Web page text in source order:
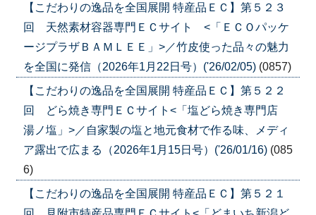
【こだわりの逸品を全国展開 特産品ＥＣ】第５２３
回 天然素材容器専門ＥＣサイト <「ＥＣＯパッケ
ージプラザＢＡＭＬＥＥ」>／竹皮使った品々の魅力
を全国に発信（2026年1月22日号）('26/02/05) (0857)
【こだわりの逸品を全国展開 特産品ＥＣ】第５２２
回 どら焼き専門ＥＣサイト<「塩どら焼き専門店
湯ノ塩」>／自家製の塩と地元食材で作る味、メディ
ア露出で広まる（2026年1月15日号）('26/01/16) (085
6)
【こだわりの逸品を全国展開 特産品ＥＣ】第５２１